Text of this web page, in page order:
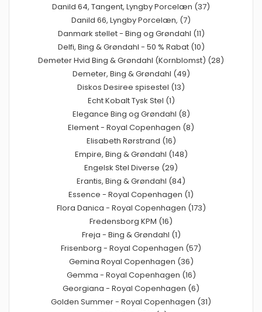
Danild 64, Tangent, Lyngby Porcelæn (37)
Danild 66, Lyngby Porcelæn, (7)
Danmark stellet - Bing og Grøndahl (11)
Delfi, Bing & Grøndahl - 50 % Rabat (10)
Demeter Hvid Bing & Grøndahl (Kornblomst) (28)
Demeter, Bing & Grøndahl (49)
Diskos Desiree spisestel (13)
Echt Kobalt Tysk Stel (1)
Elegance Bing og Grøndahl (8)
Element - Royal Copenhagen (8)
Elisabeth Rørstrand (16)
Empire, Bing & Grøndahl (148)
Engelsk Stel Diverse (29)
Erantis, Bing & Grøndahl (84)
Essence - Royal Copenhagen (1)
Flora Danica - Royal Copenhagen (173)
Fredensborg KPM (16)
Freja - Bing & Grøndahl (1)
Frisenborg - Royal Copenhagen (57)
Gemina Royal Copenhagen (36)
Gemma - Royal Copenhagen (16)
Georgiana - Royal Copenhagen (6)
Golden Summer - Royal Copenhagen (31)